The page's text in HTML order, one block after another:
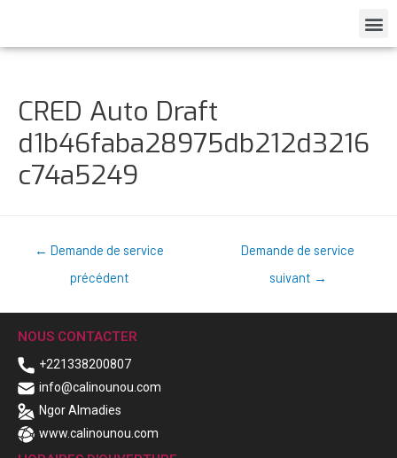
CRED Auto Draft
d1b46faba28975db212d3216
c74a5249
← Demande de service
précédent
Demande de service
suivant →
NOUS CONTACTER
+221338200807
info@calinounou.com
Ngor Almadies
www.calinounou.com